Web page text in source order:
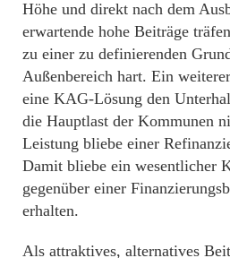
Höhe und direkt nach dem
erwartende hohe Beiträge
zu einer zu definierenden
Außenbereich hart. Ein
eine KAG-Lösung den
die Hauptlast der Kommunen
Leistung bliebe einer
Damit bliebe ein wesentlicher
gegenüber einer
erhalten.
Als attraktives, alternatives